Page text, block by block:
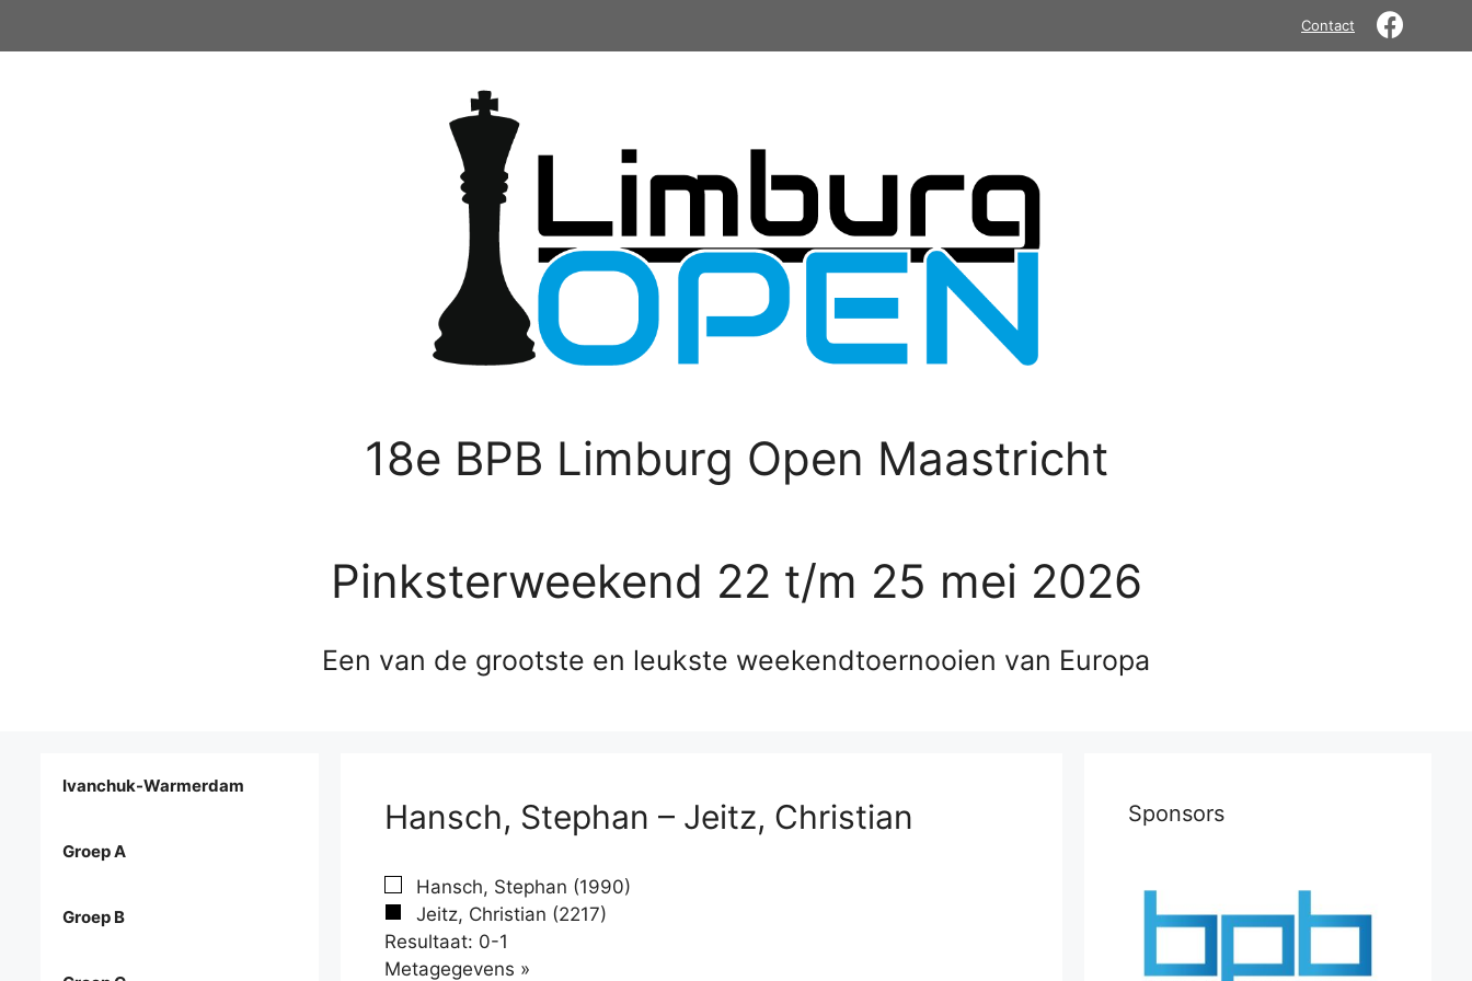
Contact
18e BPB Limburg Open Maastricht
Pinksterweekend 22 t/m 25 mei 2026
Een van de grootste en leukste weekendtoernooien van Europa
Hansch, Stephan – Jeitz, Christian
Hansch, Stephan (1990)
Jeitz, Christian (2217)
Resultaat: 0-1
Metagegevens »
Ivanchuk-Warmerdam
Groep A
Groep B
Sponsors